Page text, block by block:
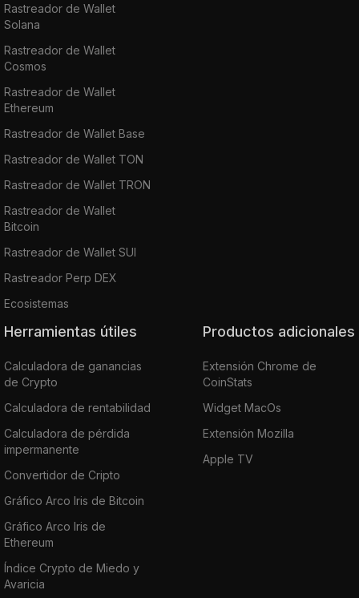
Rastreador de Wallet
Solana
Rastreador de Wallet
Cosmos
Rastreador de Wallet
Ethereum
Rastreador de Wallet Base
Rastreador de Wallet TON
Rastreador de Wallet TRON
Rastreador de Wallet
Bitcoin
Rastreador de Wallet SUI
Rastreador Perp DEX
Ecosistemas
Herramientas útiles
Calculadora de ganancias
de Crypto
Calculadora de rentabilidad
Calculadora de pérdida
impermanente
Convertidor de Cripto
Gráfico Arco Iris de Bitcoin
Gráfico Arco Iris de
Ethereum
Índice Crypto de Miedo y
Avaricia
Productos adicionales
Extensión Chrome de
CoinStats
Widget MacOs
Extensión Mozilla
Apple TV